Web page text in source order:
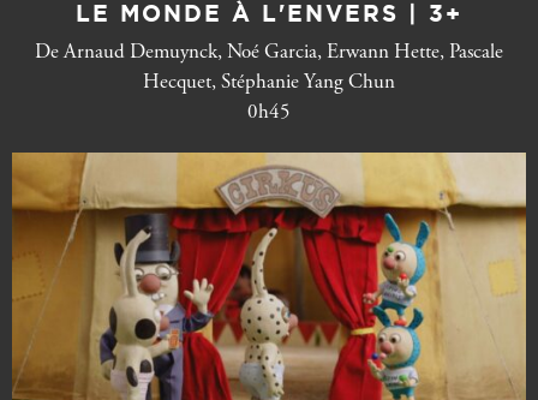
LE MONDE À L'ENVERS | 3+
De Arnaud Demuynck, Noé Garcia, Erwann Hette, Pascale
Hecquet, Stéphanie Yang Chun
0h45